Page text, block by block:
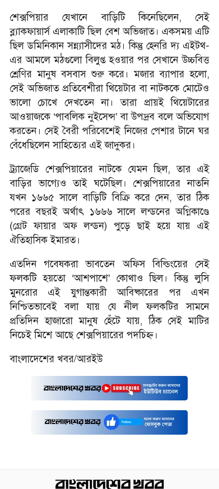
শেক্সপিয়ার যেখানে বাড়িটি কিনেছিলেন, সেই
ব্ল্যাকফায়ার্স এলাকাটি ছিল বেশ অভিজাত। একসময় এটি
ছিল ডমিনিকান সন্ন্যাসীদের মঠ। কিন্তু হেনরি দ্য এইটথ-
এর আমলে মঠগুলো বিলুপ্ত হওয়ার পর সেখানে উচ্চবিত্ত
শ্রেণির মানুষ বসবাস শুরু করে। মজার ব্যাপার হলো,
সেই অভিজাত প্রতিবেশীরা থিয়েটার বা নাটককে মোটেও
ভালো চোখে দেখতেন না। তারা প্রায়ই থিয়েটারের
আওয়াজকে ‘পাবলিক নুইসেন্স’ বা উপদ্রব বলে অভিযোগ
করতেন। সেই বৈরী পরিবেশেই নিজের পেশার টানে ঘর
বেঁধেছিলেন সাহিত্যের এই জাদুকর।
ট্র্যাজেডি শেক্সপিয়ারের নাটকে যেমন ছিল, তার এই
বাড়ির ভাগ্যেও তাই ঘটেছিল। শেক্সপিয়ারের নাতনি
যখন ১৬৬৫ সালে বাড়িটি বিক্রি করে দেন, তার ঠিক
পরের বছরই অর্থাৎ ১৬৬৬ সালে লন্ডনের অগ্নিকাণ্ডে
(গ্রেট ফায়ার অফ লন্ডন) পুড়ে ছাই হয়ে যায় এই
ঐতিহাসিক ইমারত।
এতদিন গবেষকরা ভাবতেন অফিস বিল্ডিংয়ের সেই
ফলকটি হয়তো ‘আশপাশে’ কোথাও ছিল। কিন্তু লুসি
মুনরোর এই যুগান্তকারী আবিষ্কারের পর এখন
নিশ্চিতভাবেই বলা যায় যে নীল ফলকটির সামনে
প্রতিদিন হাজারো মানুষ হেঁটে যায়, ঠিক সেই মাটির
নিচেই মিশে আছে শেক্সপিয়ারের পদচিহ্ন।
বাংলাদেশের খবর/আরইউ